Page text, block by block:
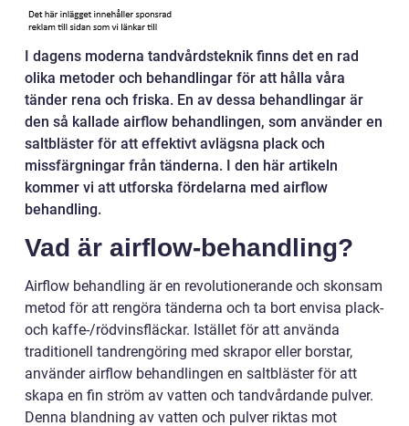
I dagens moderna tandvårdsteknik finns det en rad
olika metoder och behandlingar för att hålla våra
tänder rena och friska. En av dessa behandlingar är
den så kallade airflow behandlingen, som använder en
saltbläster för att effektivt avlägsna plack och
missfärgningar från tänderna. I den här artikeln
kommer vi att utforska fördelarna med airflow
behandling.
Vad är airflow-behandling?
Airflow behandling är en revolutionerande och skonsam
metod för att rengöra tänderna och ta bort envisa plack-
och kaffe-/rödvinsfläckar. Istället för att använda
traditionell tandrengöring med skrapor eller borstar,
använder airflow behandlingen en saltbläster för att
skapa en fin ström av vatten och tandvårdande pulver.
Denna blandning av vatten och pulver riktas mot